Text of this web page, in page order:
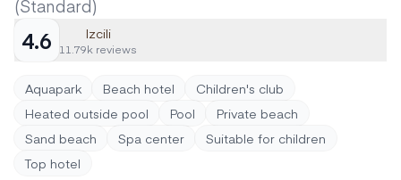
(Standard)
4.6 Izcili
11.79k reviews
Aquapark Beach hotel
Children's club
Heated outside pool
Pool
Private beach
Sand beach
Spa center
Suitable for children
Top hotel